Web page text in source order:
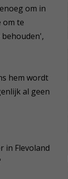
om in
om te
hem wordt
al geen
in Flevoland